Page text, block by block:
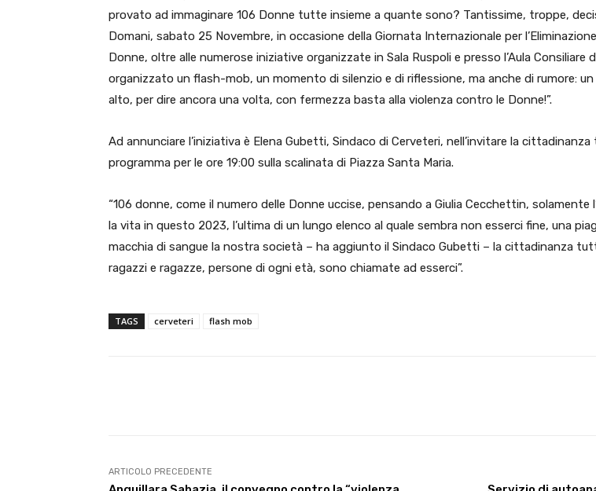
provato ad immaginare 106 Donne tutte insieme a quante sono? Tantissime, troppe,
Domani, sabato 25 Novembre, in occasione della Giornata Internazionale per
Donne, oltre alle numerose iniziative organizzate in Sala Ruspoli e presso l’Aula Consiliare
organizzato un flash-mob, un momento di silenzio e di riflessione, ma anche di rumore:
alto, per dire ancora una volta, con fermezza basta alla violenza contro le Donne!”.
Ad annunciare l’iniziativa è Elena Gubetti, Sindaco di Cerveteri, nell’invitare la
programma per le ore 19:00 sulla scalinata di Piazza Santa Maria.
“106 donne, come il numero delle Donne uccise, pensando a Giulia Cecchettin, solamente
la vita in questo 2023, l’ultima di un lungo elenco al quale sembra non esserci fine, una
macchia di sangue la nostra società – ha aggiunto il Sindaco Gubetti – la cittadinanza
ragazzi e ragazze, persone di ogni età, sono chiamate ad esserci”.
TAGS cerveteri flash mob
ARTICOLO PRECEDENTE